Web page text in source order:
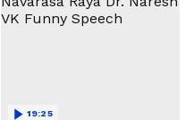
19:25